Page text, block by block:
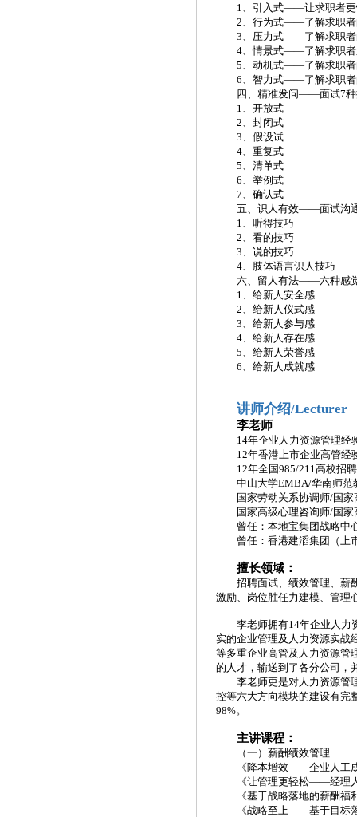
1、引入式——让求职者更
2、行为式——了解求职者
3、压力式——了解求职者
4、情景式——了解求职者
5、动机式——了解求职者
6、智力式——了解求职者
四、精准发问——面试7种
1、开放式
2、封闭式
3、假设试
4、重复式
5、清单式
6、举例式
7、确认式
五、识人有效——面试沟
1、听得技巧
2、看的技巧
3、说的技巧
4、肢体语言识人技巧
六、留人有法——六种感
1、给新人安全感
2、给新人仪式感
3、给新人参与感
4、给新人存在感
5、给新人荣誉感
6、给新人成就感
讲师介绍/Lecturer
李老师
14年企业人力资源管理经
12年香港上市企业高管经
12年全国985/211高校招
中山大学EMBA/华南师范
国家劳动关系协调师/国家
国家高级心理咨询师/国家
曾任：本地宝集团战略中
曾任：香港建滔集团（上
擅长领域：
招聘面试、绩效管理、薪
激励、岗位胜任力建模、管
李老师拥有14年企业人力
实的企业管理及人力资源实战
等多重企业高管及人力资源管
的人才，输送到了各分公司，
李老师更是对人力资源管
控等六大方向模块的建设有完
98%。
主讲课程：
（一）薪酬绩效管理
《降本增效——企业人工
《让管理更轻松——经理
《基于战略落地的薪酬福
《战略至上——基于目标